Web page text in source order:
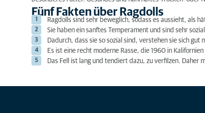
Fünf Fakten über Ragdolls
Ragdolls sind sehr beweglich, sodass es aussieht, als
Sie haben ein sanftes Temperament und sind sehr
Dadurch, dass sie so sozial sind, verstehen sie sich
Es ist eine recht moderne Rasse, die 1960 in
Das Fell ist lang und tendiert dazu, zu verfilzen. Daher